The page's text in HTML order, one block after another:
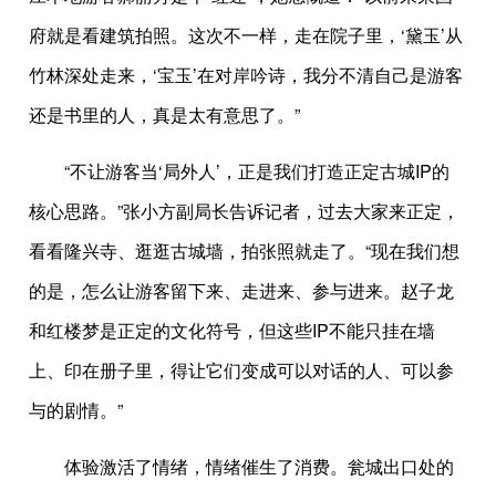
府就是看建筑拍照。这次不一样，走在院子里，‘黛玉’从
竹林深处走来，‘宝玉’在对岸吟诗，我分不清自己是游客
还是书里的人，真是太有意思了。”
“不让游客当‘局外人’，正是我们打造正定古城IP的
核心思路。”张小方副局长告诉记者，过去大家来正定，
看看隆兴寺、逛逛古城墙，拍张照就走了。“现在我们想
的是，怎么让游客留下来、走进来、参与进来。赵子龙
和红楼梦是正定的文化符号，但这些IP不能只挂在墙
上、印在册子里，得让它们变成可以对话的人、可以参
与的剧情。”
体验激活了情绪，情绪催生了消费。瓮城出口处的